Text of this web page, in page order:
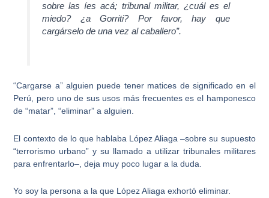
sobre las íes acá; tribunal militar, ¿cuál es el
miedo? ¿a Gorriti? Por favor, hay que
cargárselo de una vez al caballero”.
“Cargarse a” alguien puede tener matices de significado en el
Perú, pero uno de sus usos más frecuentes es el hamponesco
de “matar”, “eliminar” a alguien.
El contexto de lo que hablaba López Aliaga –sobre su supuesto
“terrorismo urbano” y su llamado a utilizar tribunales militares
para enfrentarlo–, deja muy poco lugar a la duda.
Yo soy la persona a la que López Aliaga exhortó eliminar.